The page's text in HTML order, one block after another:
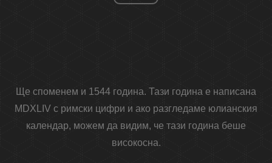
Ще споменем и 1544 година. Тази година е написана
MDXLIV с римски цифри и ако разгледаме юлианския
календар, можем да видим, че тази година беше
високосна.